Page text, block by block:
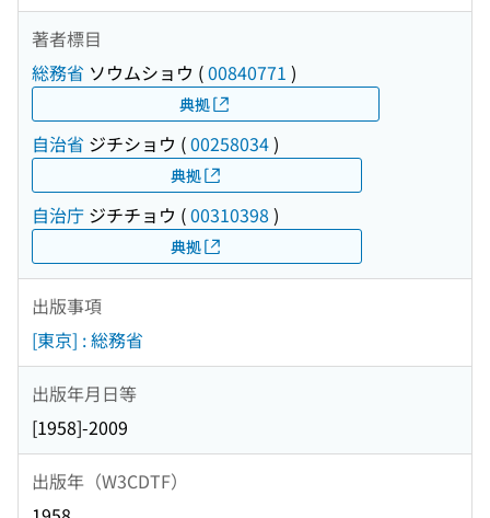
著者標目
総務省 ソウムショウ (00840771 )
典拠
自治省 ジチショウ (00258034)
典拠
自治庁 ジチチョウ (00310398 )
典拠
出版事項
[東京] : 総務省
出版年月日等
[1958]-2009
出版年（W3CDTF）